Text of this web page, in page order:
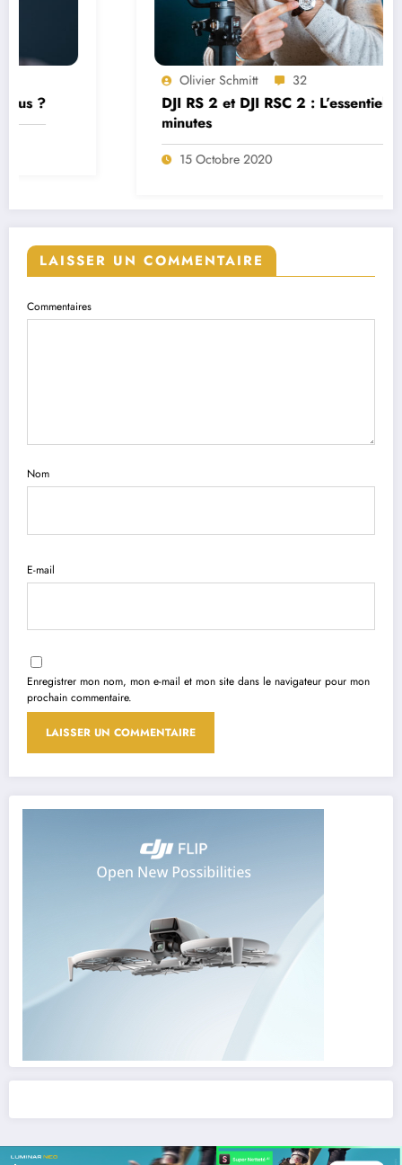
32
DJI RS 2 et DJI RSC 2 : L’essentiel en 5
15 Octobre 2020
LAISSER UN COMMENTAIRE
Commentaires
Nom
E-mail
Enregistrer mon nom, mon e-mail et mon site dans le navigateur pour mon
prochain commentaire.